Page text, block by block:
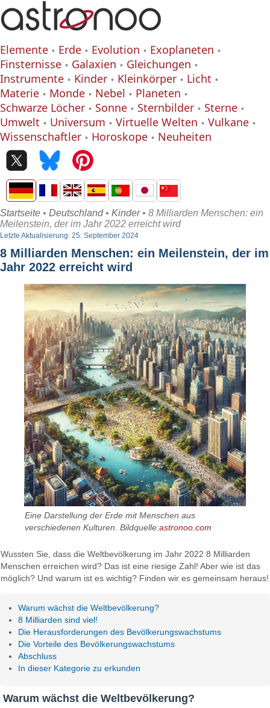
Elemente Erde Evolution
Exoplaneten
Finsternisse
Galaxien
Gleichungen
Instrumente
Kinder Kleinkörper
Licht
Materie
Monde Nebel
Planeten
Schwarze Löcher
Sonne Sternbilder
Sterne
Umwelt
Universum Virtuelle Welten
Vulkane
Wissenschaftler
Horoskope Neuheiten
Startseite • Deutschland• Kinder• 8 Milliarden Menschen: ein
Meilenstein, der im Jahr 2022 erreicht wird
Letzte Aktualisierung: 25. September 2024
8 Milliarden Menschen: ein Meilenstein, der im
Jahr 2022 erreicht wird
Eine Darstellung der Erde mit Menschen aus
verschiedenen Kulturen. Bildquelle:astronoo.com
Wussten Sie, dass die Weltbevölkerung im Jahr 2022 8 Milliarden
Menschen erreichen wird? Das ist eine riesige Zahl! Aber wie ist das
möglich? Und warum ist es wichtig? Finden wir es gemeinsam heraus!
Warum wächst die Weltbevölkerung?
8 Milliarden sind viel!
Die Herausforderungen des Bevölkerungswachstums
Die Vorteile des Bevölkerungswachstums
Abschluss
In dieser Kategorie zu erkunden
Warum wächst die Weltbevölkerung?